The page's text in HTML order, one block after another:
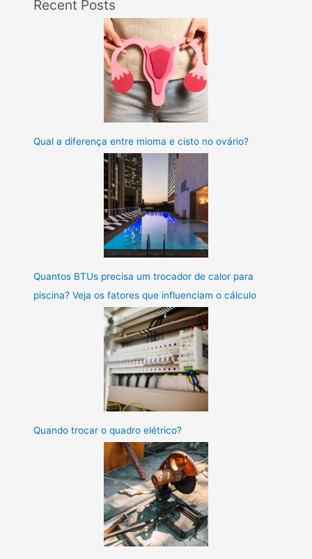
Recent Posts
Qual a diferença entre mioma e cisto no ovário?
Quantos BTUs precisa um trocador de calor para
piscina? Veja os fatores que influenciam o cálculo
Quando trocar o quadro elétrico?